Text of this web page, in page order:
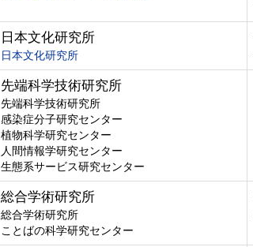
日本文化研究所
日本文化研究所
先端科学技術研究所
先端科学技術研究所
感染症分子研究センター
植物科学研究センター
人間情報学研究センター
生態系サービス研究センター
総合学術研究所
総合学術研究所
ことばの科学研究センター